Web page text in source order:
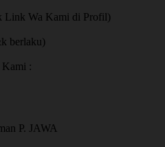
Link Wa Kami di Profil)
berlaku)
Kami :
P. JAWA